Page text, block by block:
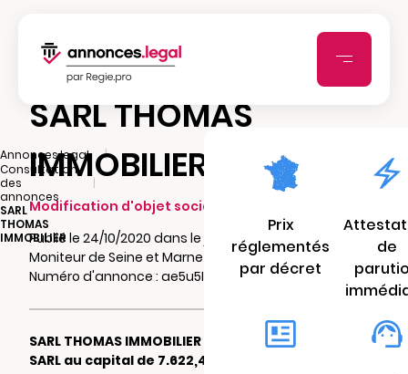
Annonces.legal
|
Consultation
des
annonces
|
SARL
THOMAS
IMMOBILIER
SARL THOMAS
IMMOBILIER
Modification d'objet social
Publié le 24/10/2020 dans le journal Le
Moniteur de Seine et Marne
Numéro d'annonce : ae5u5It85RrHU
SARL THOMAS IMMOBILIER
SARL au capital de 7.622,45 €
Prix
réglementés
par décret
de